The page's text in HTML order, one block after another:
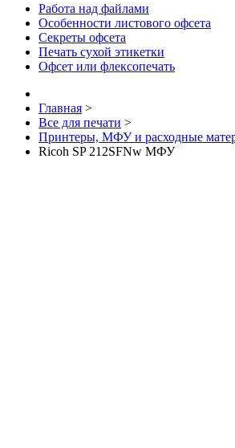
Работа над файлами
Особенности листового офсета
Секреты офсета
Печать сухой этикетки
Офсет или флексопечать
Главная >
Все для печати >
Принтеры, МФУ и расходные
Ricoh SP 212SFNw МФУ